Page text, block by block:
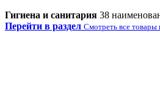
Гигиена и санитария 38
Перейти в раздел Смотреть все товары